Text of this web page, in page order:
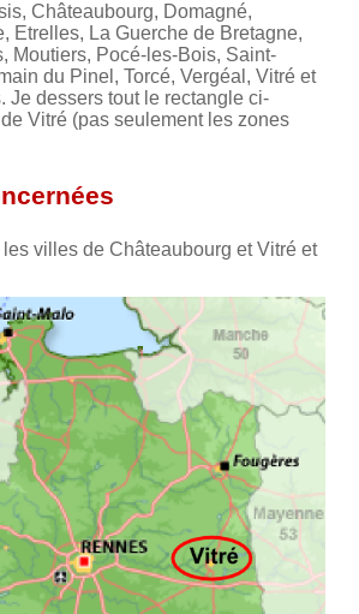
Châteaubourg, Domagné,
Etrelles, La Guerche de Bretagne,
Moutiers, Pocé-les-Bois, Saint-
du Pinel, Torcé, Vergéal, Vitré et
Je dessers tout le rectangle ci-
Vitré (pas seulement les zones
les villes de Châteaubourg et Vitré et